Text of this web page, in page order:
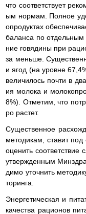
что соответствует
ым нормам. Полное
опродуктах
баланса по
ние говядины при
за меньше.
и ягод (на уровне
величилось почти в
ия молока и
8%). Отметим, что
ро растет.
Существенное
методикам, ставит
оценить
утвержденным
димо уточнить
торинга.
Энергетическая и
качества рационов